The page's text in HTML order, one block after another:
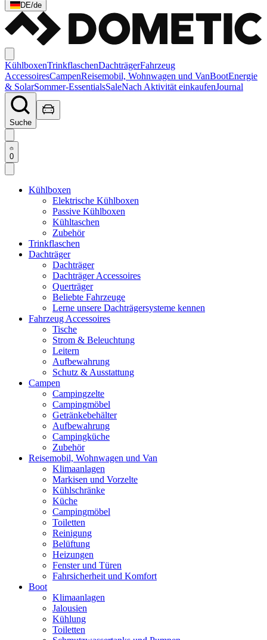
DE/de
KühlboxenTrinkflaschenDachträgerFahrzeug
AccessoiresCampenReisemobil, Wohnwagen und VanBootEnergie
& SolarSommer-EssentialsSaleNach Aktivität einkaufenJournal
Suche
0
Kühlboxen
Elektrische Kühlboxen
Passive Kühlboxen
Kühltaschen
Zubehör
Trinkflaschen
Dachträger
Dachträger
Dachträger Accessoires
Querträger
Beliebte Fahrzeuge
Lerne unsere Dachträgersysteme kennen
Fahrzeug Accessoires
Tische
Strom & Beleuchtung
Leitern
Aufbewahrung
Schutz & Ausstattung
Campen
Campingzelte
Campingmöbel
Getränkebehälter
Aufbewahrung
Campingküche
Zubehör
Reisemobil, Wohnwagen und Van
Klimaanlagen
Markisen und Vorzelte
Kühlschränke
Küche
Campingmöbel
Toiletten
Reinigung
Belüftung
Heizungen
Fenster und Türen
Fahrsicherheit und Komfort
Boot
Klimaanlagen
Jalousien
Kühlung
Toiletten